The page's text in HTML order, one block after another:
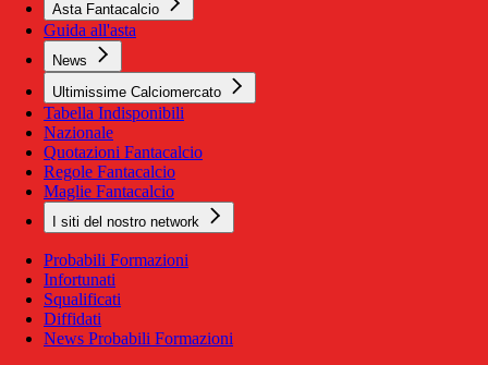
Asta Fantacalcio
Guida all'asta
News
Ultimissime Calciomercato
Tabella Indisponibili
Nazionale
Quotazioni Fantacalcio
Regole Fantacalcio
Maglie Fantacalcio
I siti del nostro network
Probabili Formazioni
Infortunati
Squalificati
Diffidati
News Probabili Formazioni